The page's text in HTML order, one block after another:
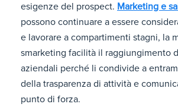
esigenze del prospect. Marketing e
possono continuare a essere
e lavorare a compartimenti stagni, la
smarketing facilità il raggiungimento
aziendali perché li condivide a
della trasparenza di attività e
punto di forza.